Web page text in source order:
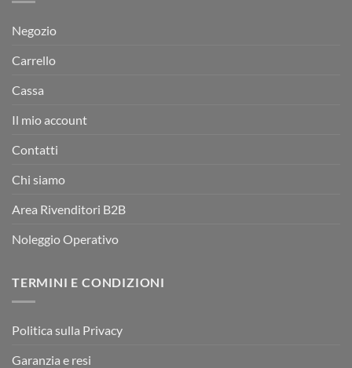
Negozio
Carrello
Cassa
Il mio account
Contatti
Chi siamo
Area Rivenditori B2B
Noleggio Operativo
TERMINI E CONDIZIONI
Politica sulla Privacy
Garanzia e resi